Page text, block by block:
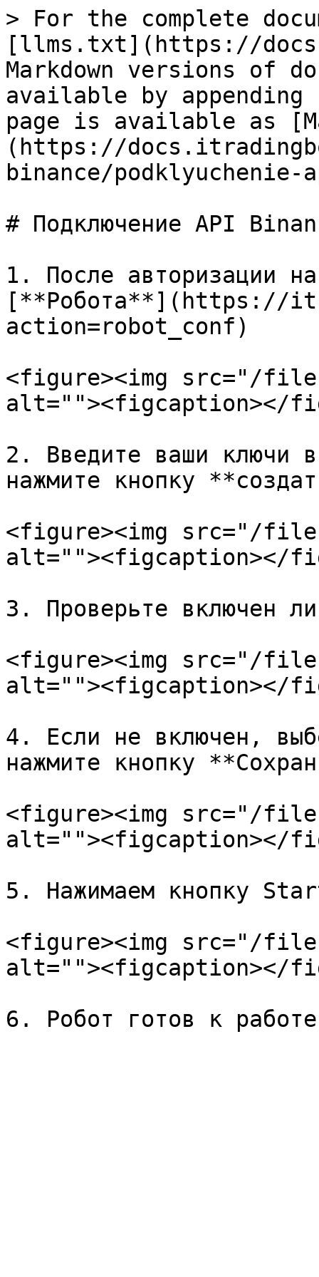
> For the complete
[llms.txt](https://
Markdown versions of
available by
page is available as
(https://
binance/
# Подключение API
1. После авторизации
[**Робота**](https://
action=robot_conf)
<figure><img src="/files/
alt=""><figcaption></
2. Введите ваши ключи
нажмите кнопку
<figure><img src="/
alt=""><figcaption></
3. Проверьте включен
<figure><img src="/files/
alt=""><figcaption></
4. Если не включен,
нажмите кнопку
<figure><img src="/
alt=""><figcaption></
5. Нажимаем кнопку
<figure><img src="/files/
alt=""><figcaption></